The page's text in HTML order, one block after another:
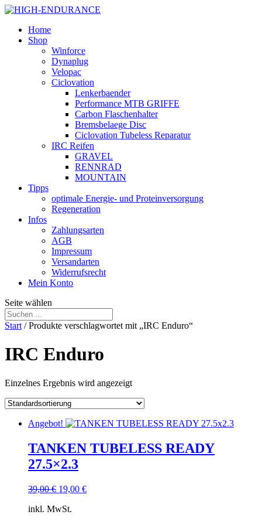
Home
Shop
Winforce
Dynaplug
Velopac
Ciclovation
Lenkerbaender
Performance MTB GRIFFE
Carbon Flaschenhalter
Bremsbelaege Disc
Ciclovation Tubeless Reparatur
IRC Reifen
GRAVEL
RENNRAD
MOUNTAIN
Tipps
optimale Energie- und Proteinversorgung
Regeneration
Infos
Zahlungsarten
AGB
Impressum
Versandarten
Widerrufsrecht
Mein Konto
Seite wählen
Start / Produkte verschlagwortet mit „IRC Enduro“
IRC Enduro
Einzelnes Ergebnis wird angezeigt
Angebot!
TANKEN TUBELESS READY
27.5×2.3
39,00€ Ursprünglicher
war:
19,00 €Aktueller
inkl. MwSt.